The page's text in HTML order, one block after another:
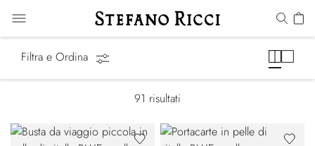
Filtra e Ordina
91 risultati